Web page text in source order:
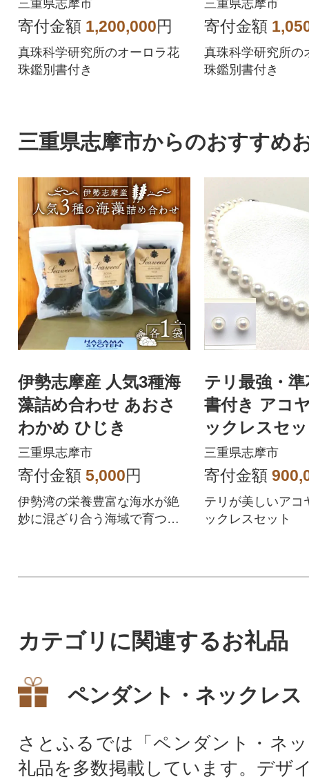
三重県志摩市
寄付金額 1,200,000円
真珠科学研究所のオーロラ花
珠鑑別書付き
三重県志摩市
寄付金額
真珠科学研究所の
珠鑑別書付き
三重県志摩市からのおすすめ
伊勢志摩産 人気3種海
藻詰め合わせ あおさ
わかめ ひじき
三重県志摩市
寄付金額 5,000円
伊勢湾の栄養豊富な海水が絶
妙に混ざり合う海域で育つ海
テリ最強・
書付き アコ
ックレスセ
8.5ミリ イヤ
三重県志摩市
寄付金額
テリが美しいアコ
ックレスセット
カテゴリに関連するお礼品
ペンダント・ネックレス
さとふるでは「ペンダント・ネ
礼品を多数掲載しています。デザ